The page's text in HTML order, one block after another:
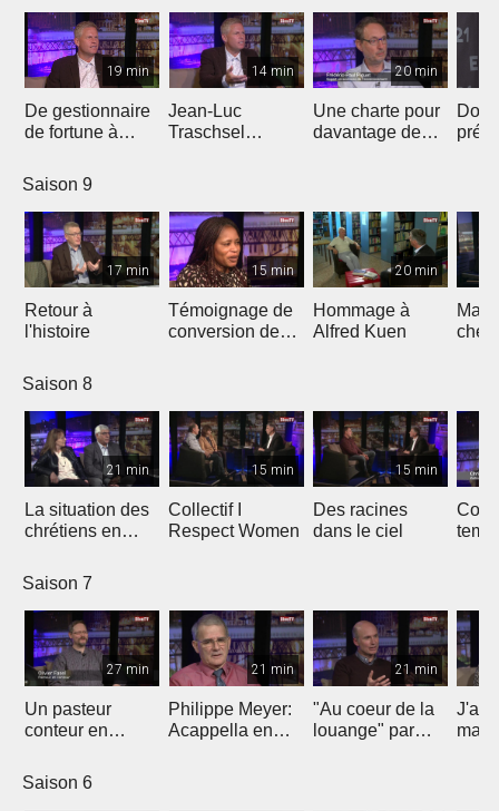
19 min
De gestionnaire
de fortune à
«ligue
européenne"
14 min
Jean-Luc
Traschsel
20 min
Une charte pour
davantage de
Don
Saison 9
17 min
Retour à
l'histoire
15 min
Témoignage de
conversion de
20 min
Hommage à
Alfred Kuen
Saison 8
21 min
La situation des
chrétiens en
15 min
Collectif I
Respect Women
15 min
Des racines
dans le ciel
Saison 7
27 min
Un pasteur
conteur en
d'Eglise à
Fribourg
21 min
Philippe Meyer:
Acappella en
21 min
"Au coeur de la
louange" par
J'ai
mais
Saison 6